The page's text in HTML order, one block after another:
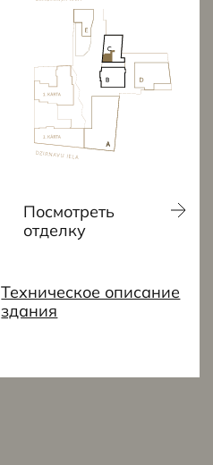
Посмотреть
отделку
Техническое описание
здания